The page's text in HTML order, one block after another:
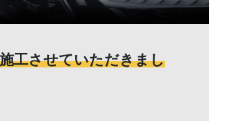
工させていただきまし